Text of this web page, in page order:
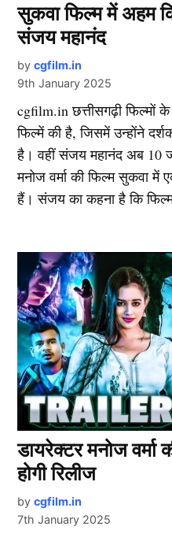
सुकवा फिल्म में अहम
संजय महानंद
by cgfilm.in
9th January 2025
cgfilm.in छत्तीसगढ़ी फिल्मों
फिल्में की है, जिसमें उन्होंने
है। वहीं संजय महानंद अब 10
मनोज वर्मा की फिल्म सुकवा में
हैं। संजय का कहना है कि
डायरेक्टर मनोज वर्मा
होगी रिलीज
by cgfilm.in
7th January 2025